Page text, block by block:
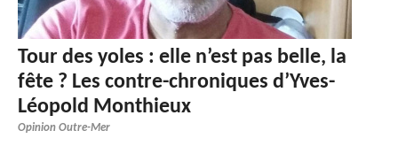
Tour des yoles : elle n’est pas belle, la
fête ? Les contre-chroniques d’Yves-
Léopold Monthieux
Opinion Outre-Mer